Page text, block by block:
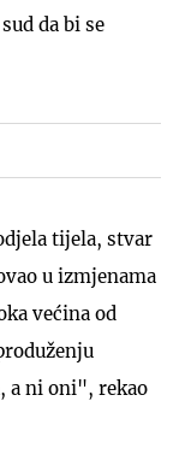
da bi se
tijela, stvar
u izmjenama
većina od
a ni oni", rekao